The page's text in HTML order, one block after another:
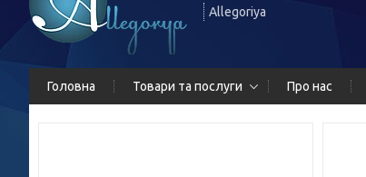
Allegoriya
Головна Товари та послуги Про нас